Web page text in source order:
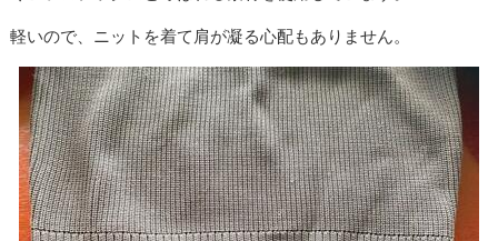
軽いので、ニットを着て肩が凝る心配もありません。